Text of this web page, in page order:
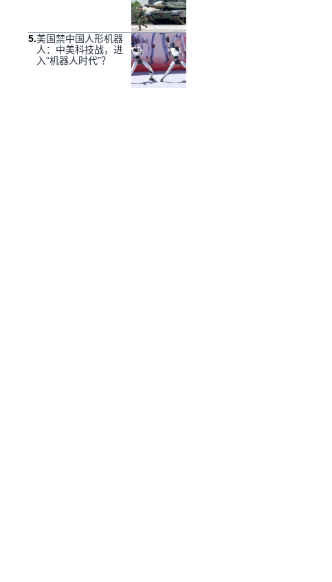
5.美国禁中国人形机器
人：中美科技战，进
入“机器人时代”？